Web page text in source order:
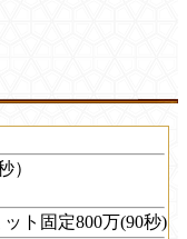
）
ト固定800万(90秒)